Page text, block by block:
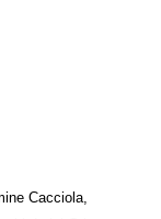
Cacciola,